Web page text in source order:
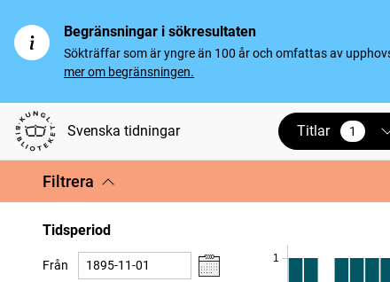
Begränsningar i sökresultaten
Sökträffar som är yngre än 100 år och omfattas av
mer om begränsningen.
Svenska tidningar Titlar 1
vald
Filtrera
Tidsperiod
Från 1